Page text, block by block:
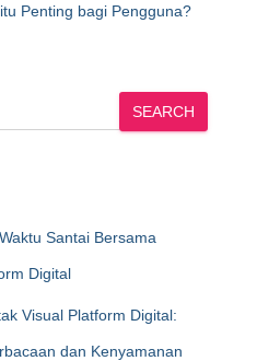
Penting bagi Pengguna?
SEARCH
Santai Bersama
Digital
Visual Platform Digital:
dan Kenyamanan